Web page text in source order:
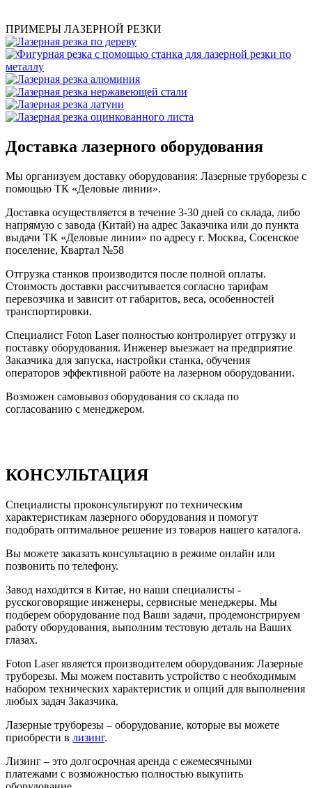
ПРИМЕРЫ ЛАЗЕРНОЙ РЕЗКИ
Доставка лазерного оборудования
Мы организуем доставку оборудования: Лазерные труборезы с
помощью ТК «Деловые линии».
Доставка осуществляется в течение 3-30 дней со склада, либо
напрямую с завода (Китай) на адрес Заказчика или до пункта
выдачи ТК «Деловые линии» по адресу г. Москва, Сосенское
поселение, Квартал №58
Отгрузка станков производится после полной оплаты.
Стоимость доставки рассчитывается согласно тарифам
перевозчика и зависит от габаритов, веса, особенностей
транспортировки.
Специалист Foton Laser полностью контролирует отгрузку и
поставку оборудования. Инженер выезжает на предприятие
Заказчика для запуска, настройки станка, обучения
операторов эффективной работе на лазерном оборудовании.
Возможен самовывоз оборудования со склада по
согласованию с менеджером.
КОНСУЛЬТАЦИЯ
Специалисты проконсультируют по техническим
характеристикам лазерного оборудования и помогут
подобрать оптимальное решение из товаров нашего каталога.
Вы можете заказать консультацию в режиме онлайн или
позвонить по телефону.
Завод находится в Китае, но наши специалисты -
русскоговорящие инженеры, сервисные менеджеры. Мы
подберем оборудование под Ваши задачи, продемонстрируем
работу оборудования, выполним тестовую деталь на Ваших
глазах.
Foton Laser является производителем оборудования: Лазерные
труборезы. Мы можем поставить устройство с необходимым
набором технических характеристик и опций для выполнения
любых задач Заказчика.
Лазерные труборезы – оборудование, которые вы можете
приобрести в лизинг.
Лизинг – это долгосрочная аренда с ежемесячными
платежами с возможностью полностью выкупить